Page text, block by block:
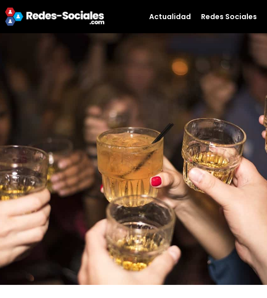
Actualidad Redes Sociales